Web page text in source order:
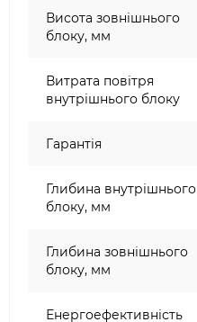
Висота зовнішнього
блоку, мм
Витрата повітря
внутрішнього блоку
Гарантія
Глибина внутрішнього
блоку, мм
Глибина зовнішнього
блоку, мм
Енергоефективність